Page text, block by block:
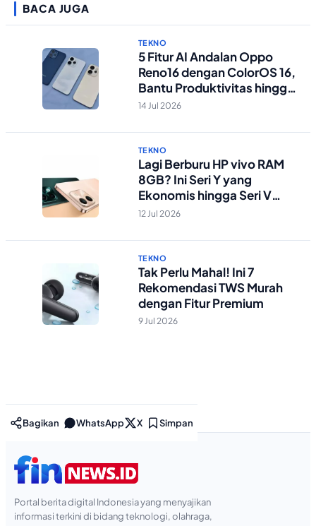
BACA JUGA
TEKNO
5 Fitur AI Andalan Oppo
Reno16 dengan ColorOS 16,
Bantu Produktivitas hingga
Edit Foto Lebih Praktis
14 Jul 2026
TEKNO
Lagi Berburu HP vivo RAM
8GB? Ini Seri Y yang
Ekonomis hingga Seri V
Berstandar Militer!
12 Jul 2026
TEKNO
Tak Perlu Mahal! Ini 7
Rekomendasi TWS Murah
dengan Fitur Premium
9 Jul 2026
Bagikan WhatsApp X Simpan
Portal berita digital Indonesia yang menyajikan
informasi terkini di bidang teknologi, olahraga,